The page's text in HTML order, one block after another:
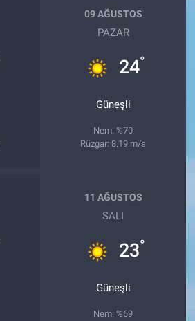
09 AĞUSTOS
PAZAR
24°
Güneşli
Nem: %70
Rüzgar: 8.19 m/s
11 AĞUSTOS
SALI
23°
Güneşli
Nem: %69